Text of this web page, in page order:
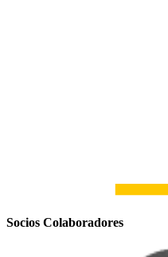
Socios Colaboradores